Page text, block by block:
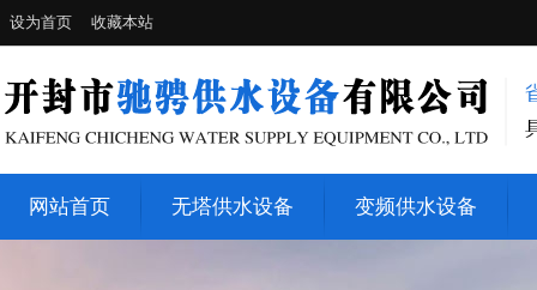
设为首页 收藏本站
网站首页 无塔供水设备 变频供水设备